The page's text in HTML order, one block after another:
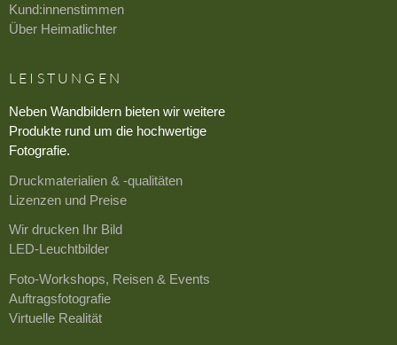
Kund:innenstimmen
Über Heimatlichter
LEISTUNGEN
Neben Wandbildern bieten wir weitere
Produkte rund um die hochwertige
Fotografie.
Druckmaterialien & -qualitäten
Lizenzen und Preise
Wir drucken Ihr Bild
LED-Leuchtbilder
Foto-Workshops, Reisen & Events
Auftragsfotografie
Virtuelle Realität